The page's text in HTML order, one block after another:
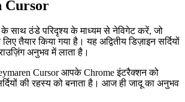
Cursor
साथ ठंडे परिदृश्य के माध्यम से नेविगेट करें, जो
तैयार किया गया है। यह अद्वितीय डिज़ाइन सर्दियों
अनुभव में लाता है।
Cursor आपके Chrome इंटरैक्शन को
की रहस्य को बनाता है। आज ही जादू का अनुभव